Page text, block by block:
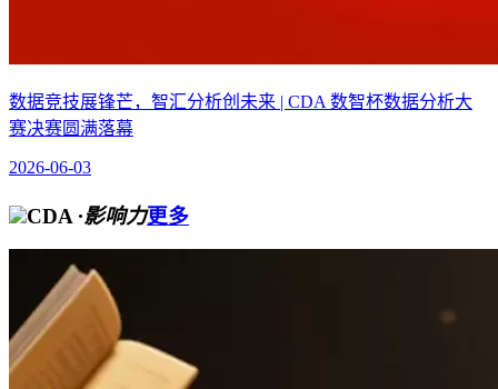
数据竞技展锋芒，智汇分析创未来 | CDA 数智杯数据分析大
赛决赛圆满落幕
2026-06-03
CDA ·影响力更多